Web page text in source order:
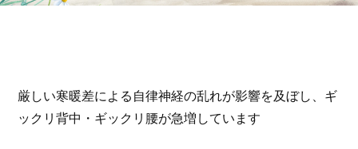
厳しい寒暖差による自律神経の乱れが影響を及ぼし、ギ
ックリ背中・ギックリ腰が急増しています